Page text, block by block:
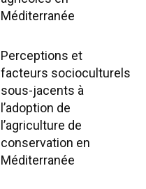
Méditerranée
Perceptions et
facteurs socioculturels
sous-jacents à
l’adoption de
l’agriculture de
conservation en
Méditerranée